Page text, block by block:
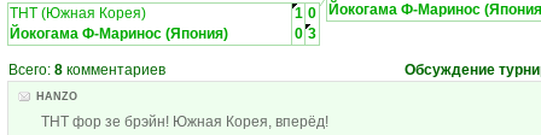
ТНТ (Южная Корея)
1 0
Йокогама Ф-Маринос (Япония)
0 3
Йокогама Ф-Маринос
Всего: 8 комментариев Обсуждение
HANZO
ТНТ фор зе брэйн! Южная Корея, вперёд!